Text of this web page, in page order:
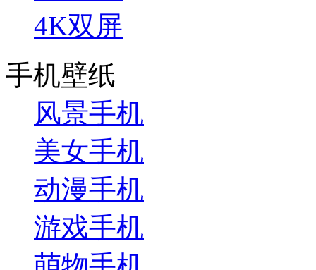
4K双屏
手机壁纸
风景手机
美女手机
动漫手机
游戏手机